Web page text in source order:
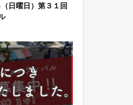
日曜日）第３１回